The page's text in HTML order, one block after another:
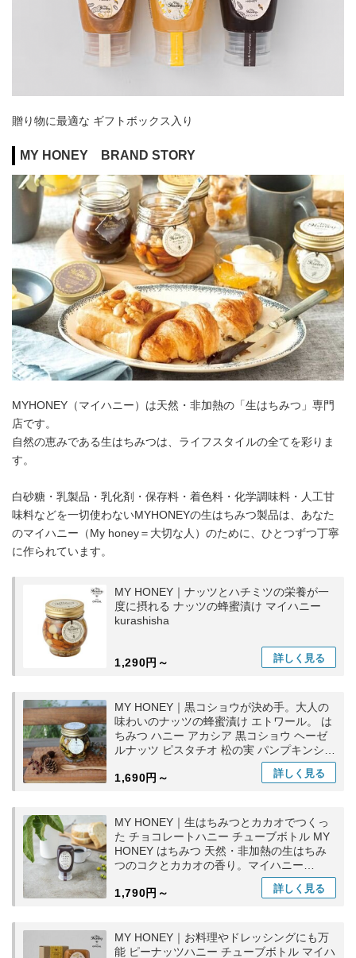
贈り物に最適な ギフトボックス入り
MY HONEY BRAND STORY
MYHONEY（マイハニー）は天然・非加熱の「生はちみつ」専門
店です。
自然の恵みである生はちみつは、ライフスタイルの全てを彩りま
す。
白砂糖・乳製品・乳化剤・保存料・着色料・化学調味料・人工甘
味料などを一切使わないMYHONEYの生はちみつ製品は、あなた
のマイハニー（My honey＝大切な人）のために、ひとつずつ丁寧
に作られています。
MY HONEY｜ナッツとハチミツの栄養が一
度に摂れる ナッツの蜂蜜漬け マイハニー
kurashisha
1,290円～ 詳しく 見る
MY HONEY｜黒コショウが決め手。大人の
味わいのナッツの蜂蜜漬け エトワール。 は
ちみつ ハニー アカシア 黒コショウ ヘーゼ
ルナッツ ピスタチオ 松の実 パンプキンシー
1,690円～
詳しく 見る
MY HONEY｜生はちみつとカカオでつくっ
た チョコレートハニー チューブボトル MY
HONEY はちみつ 天然・非加熱の生はちみ
つのコクとカカオの香り。マイハニー
1,790円～
詳しく 見る
MY HONEY｜お料理やドレッシングにも万
能 ピーナッツハニー チューブボトル マイハ